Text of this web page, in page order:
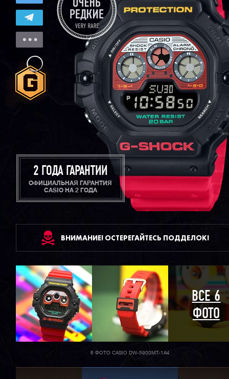
2 ГОДА ГАРАНТИИ
ОФИЦИАЛЬНАЯ ГАРАНТИЯ
CASIO НА 2 ГОДА
ВНИМАНИЕ! ОСТЕРЕГАЙТЕСЬ ПОДДЕЛОК!
ВСЕ 6
ФОТО
6 ФОТО CASIO DW-5900MT-1A4